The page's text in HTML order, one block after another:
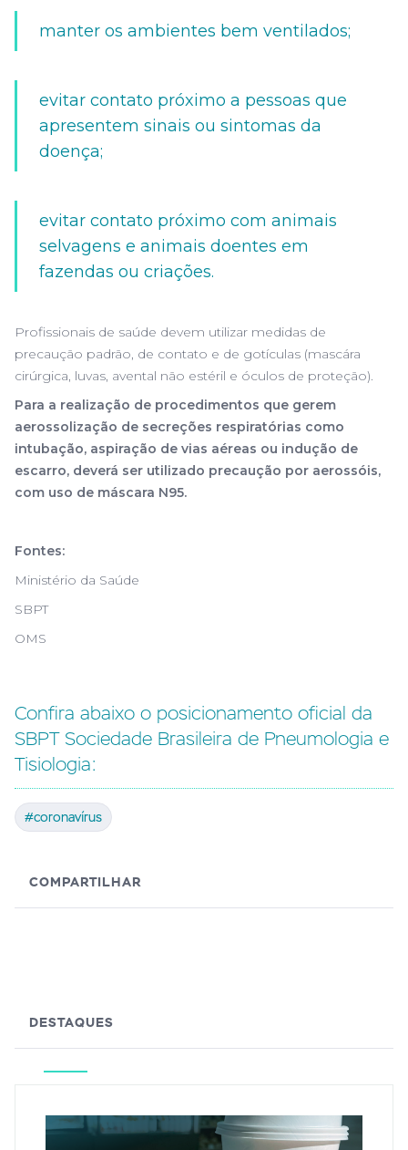
manter os ambientes bem ventilados;
evitar contato próximo a pessoas que
apresentem sinais ou sintomas da
doença;
evitar contato próximo com animais
selvagens e animais doentes em
fazendas ou criações.
Profissionais de saúde devem utilizar medidas de
precaução padrão, de contato e de gotículas (mascára
cirúrgica, luvas, avental não estéril e óculos de proteção).
Para a realização de procedimentos que gerem
aerossolização de secreções respiratórias como
intubação, aspiração de vias aéreas ou indução de
escarro, deverá ser utilizado precaução por aerossóis,
com uso de máscara N95.
Fontes:
Ministério da Saúde
SBPT
OMS
Confira abaixo o posicionamento oficial da
SBPT Sociedade Brasileira de Pneumologia e
Tisiologia:
#coronavírus
COMPARTILHAR
DESTAQUES